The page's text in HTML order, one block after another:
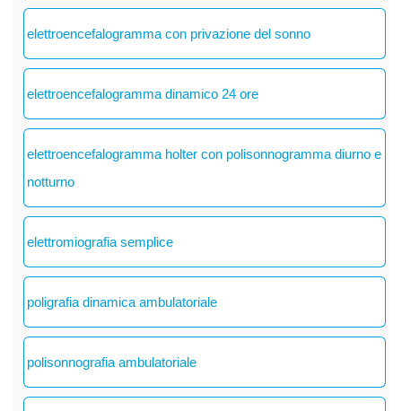
elettroencefalogramma con privazione del sonno
elettroencefalogramma dinamico 24 ore
elettroencefalogramma holter con polisonnogramma diurno e
notturno
elettromiografia semplice
poligrafia dinamica ambulatoriale
polisonnografia ambulatoriale